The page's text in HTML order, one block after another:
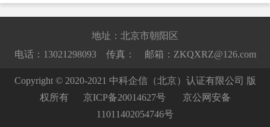
地址：北京市朝阳区
电话：13021298093 传真： 邮箱：ZKQXRZ@126.com
Copyright © 2020-2021 中科企信（北京）认证有限公司 版
权所有 京ICP备20014627号
京公网安备
11011402054746号